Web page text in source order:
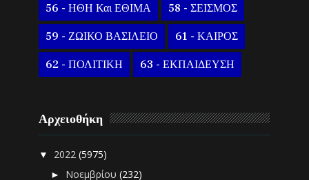
56 - ΗΘΗ Και ΕΘΙΜΑ 58 - ΣΕΙΣΜΟΣ
59 - ΖΩΙΚΟ ΒΑΣΙΛΕΙΟ 61 - ΚΑΙΡΟΣ
62 - ΠΟΛΙΤΙΚΗ 63 - ΕΚΠΑΙΔΕΥΣΗ
Αρχειοθήκη
▼ 2022(5975)
► Νοεμβρίου(232)